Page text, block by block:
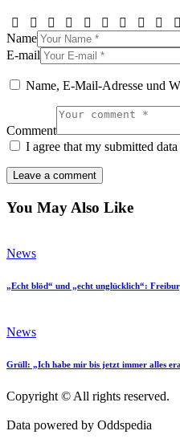
Name
E-mail
Name, E-Mail-Adresse und
Comment
I agree that my submitted
You May Also Like
News
„Echt blöd“ und „echt unglücklich“:
News
Grüll: „Ich habe mir bis jetzt immer alles
Copyright © All rights reserved.
Data powered by Oddspedia